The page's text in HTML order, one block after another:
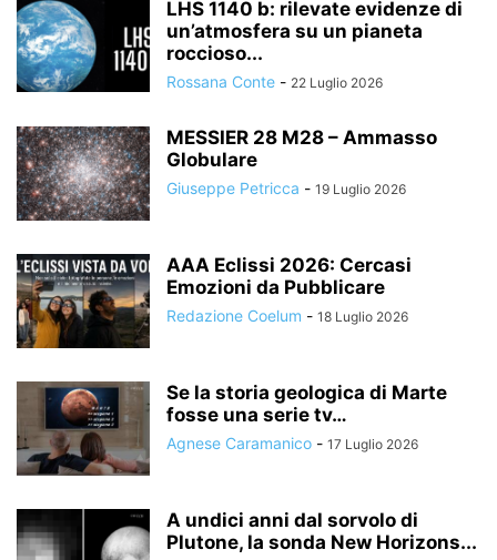
LHS 1140 b: rilevate evidenze di
un’atmosfera su un pianeta
roccioso...
Rossana Conte - 22 Luglio 2026
MESSIER 28 M28 – Ammasso
Globulare
Giuseppe Petricca - 19 Luglio 2026
AAA Eclissi 2026: Cercasi
Emozioni da Pubblicare
Redazione Coelum - 18 Luglio 2026
Se la storia geologica di Marte
fosse una serie tv…
Agnese Caramanico - 17 Luglio 2026
A undici anni dal sorvolo di
Plutone, la sonda New Horizons...